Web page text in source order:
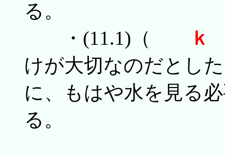
る。
・(11.1)（
ｋ
けが大切なのだとし
に、もはや水を見る
る。